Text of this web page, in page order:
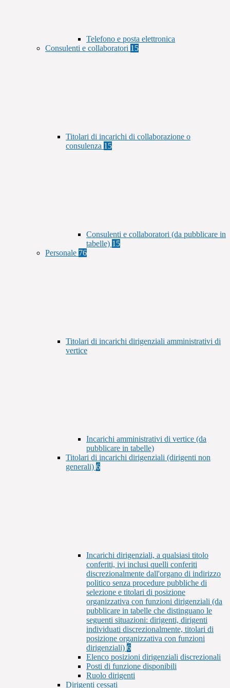
Telefono e posta elettronica
Consulenti e collaboratori 15
Titolari di incarichi di collaborazione o
consulenza 15
Consulenti e collaboratori (da pubblicare in
tabelle) 15
Personale 76
Titolari di incarichi dirigenziali amministrativi di
vertice
Incarichi amministrativi di vertice (da
pubblicare in tabelle)
Titolari di incarichi dirigenziali (dirigenti non
generali) 6
Incarichi dirigenziali, a qualsiasi titolo
conferiti, ivi inclusi quelli conferiti
discrezionalmente dall'organo di indirizzo
politico senza procedure pubbliche di
selezione e titolari di posizione
organizzativa con funzioni dirigenziali (da
pubblicare in tabelle che distinguano le
seguenti situazioni: dirigenti, dirigenti
individuati discrezionalmente, titolari di
posizione organizzativa con funzioni
dirigenziali) 6
Elenco posizioni dirigenziali discrezionali
Posti di funzione disponibili
Ruolo dirigenti
Dirigenti cessati